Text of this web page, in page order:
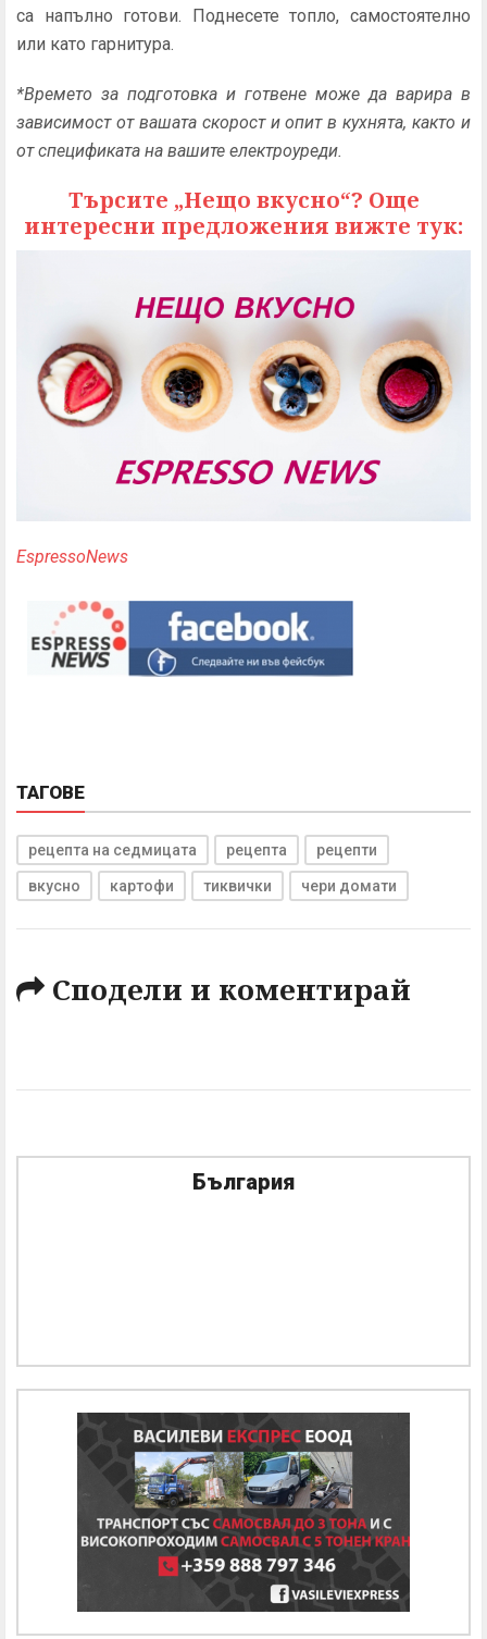
са напълно готови. Поднесете топло, самостоятелно
или като гарнитура.
*Времето за подготовка и готвене може да варира в
зависимост от вашата скорост и опит в кухнята, както и
от спецификата на вашите електроуреди.
Търсите „Нещо вкусно“? Още
интересни предложения вижте тук:
EspressoNews
ТАГОВЕ
рецепта на седмицата рецепта рецепти
вкусно картофи тиквички чери домати
Сподели и коментирай
България